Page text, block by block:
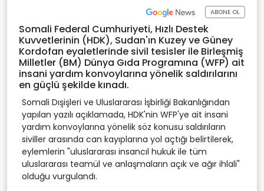
ABONE OL
Somali Federal Cumhuriyeti, Hızlı Destek
Kuvvetlerinin (HDK), Sudan'ın Kuzey ve Güney
Kordofan eyaletlerinde sivil tesisler ile Birleşmiş
Milletler (BM) Dünya Gıda Programına (WFP) ait
insani yardım konvoylarına yönelik saldırılarını
en güçlü şekilde kınadı.
Somali Dışişleri ve Uluslararası İşbirliği Bakanlığından
yapılan yazılı açıklamada, HDK'nin WFP'ye ait insani
yardım konvoylarına yönelik söz konusu saldırıların
siviller arasında can kayıplarına yol açtığı belirtilerek,
eylemlerin "uluslararası insancıl hukuk ile tüm
uluslararası teamül ve anlaşmaların açık ve ağır ihlali"
olduğu vurgulandı.